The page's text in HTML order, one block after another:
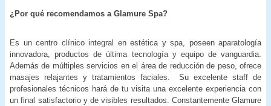
¿Por qué recomendamos a Glamure Spa?
Es un centro clínico integral en estética y spa, poseen aparatología
innovadora, productos de última tecnología y equipo de vanguardia.
Además de múltiples servicios en el área de reducción de peso, ofrece
masajes relajantes y tratamientos faciales. Su excelente staff de
profesionales técnicos hará de tu visita una excelente experiencia con
un final satisfactorio y de visibles resultados. Constantemente Glamure